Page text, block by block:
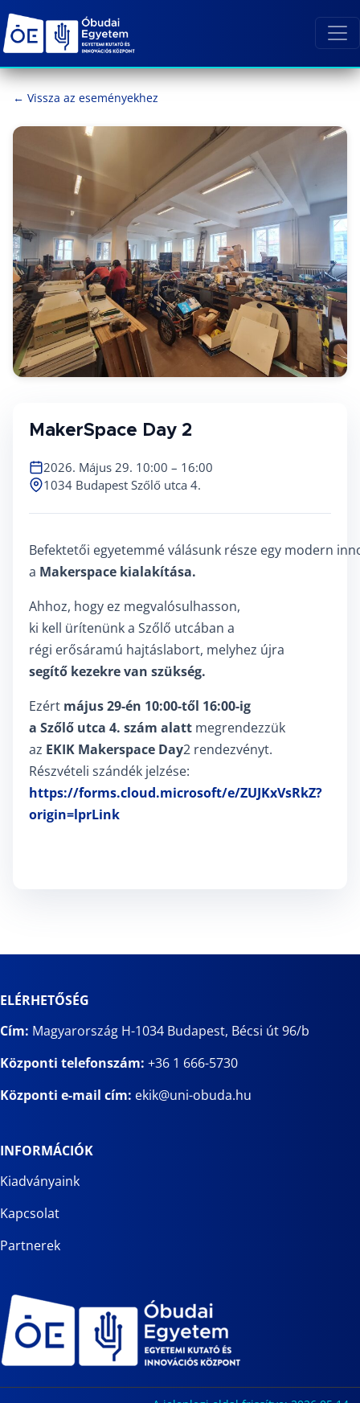
← Vissza az eseményekhez
MakerSpace Day 2
2026. Május 29. 10:00 – 16:00
1034 Budapest Szőlő utca 4.
Befektetői egyetemmé válásunk része egy modern
a Makerspace kialakítása.
Ahhoz, hogy ez megvalósulhasson,
ki kell ürítenünk a Szőlő utcában a
régi erősáramú hajtáslabort, melyhez újra
segítő kezekre van szükség.
Ezért május 29-én 10:00-től 16:00-ig
a Szőlő utca 4. szám alatt megrendezzük
az EKIK Makerspace Day2 rendezvényt.
Részvételi szándék jelzése:
https://forms.cloud.microsoft/e/ZUJKxVsRkZ?
origin=lprLink
ELÉRHETŐSÉG
Cím: Magyarország H-1034 Budapest, Bécsi út 96/b
Központi telefonszám: +36 1 666-5730
Központi e-mail cím: ekik@uni-obuda.hu
INFORMÁCIÓK
Kiadványaink
Kapcsolat
Partnerek